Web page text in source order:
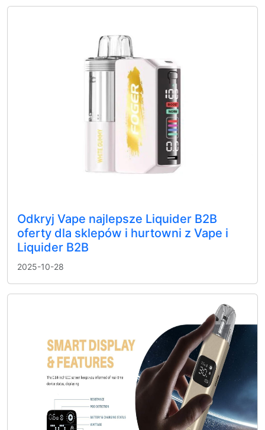
Odkryj Vape najlepsze Liquider B2B
oferty dla sklepów i hurtowni z Vape i
Liquider B2B
2025-10-28